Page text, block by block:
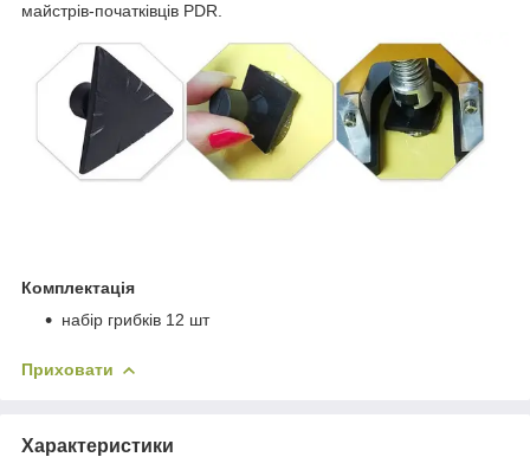
майстрів-початківців PDR.
Комплектація
набір грибків 12 шт
Приховати
Характеристики